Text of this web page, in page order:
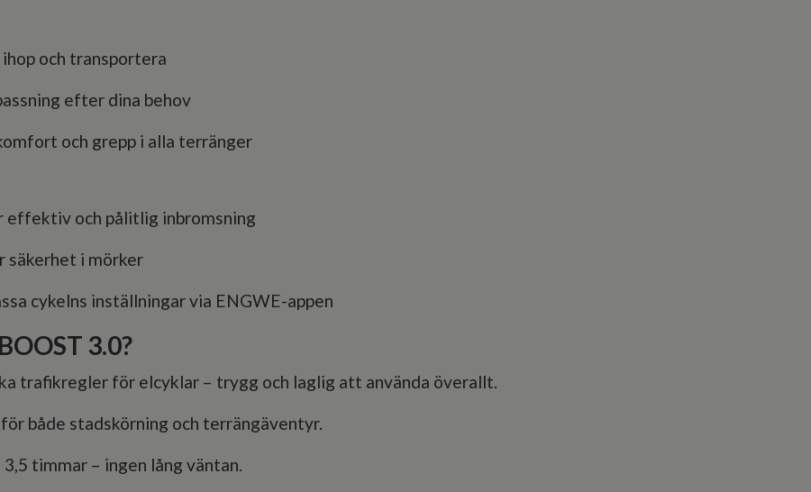
och transportera
efter dina behov
och grepp i alla terränger
effektiv och pålitlig inbromsning
säkerhet i mörker
cykelns inställningar via ENGWE-appen
3.0?
trafikregler för elcyklar – trygg och laglig att använda överallt.
både stadskörning och terrängäventyr.
3,5 timmar – ingen lång väntan.